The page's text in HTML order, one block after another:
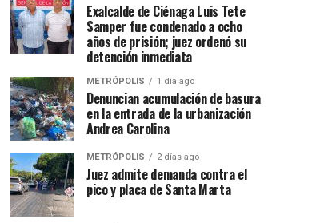
Exalcalde de Ciénaga Luis Tete
Samper fue condenado a ocho
años de prisión; juez ordenó su
detención inmediata
METRÓPOLIS 1 día ago
Denuncian acumulación de basura
en la entrada de la urbanización
Andrea Carolina
METRÓPOLIS 2 días ago
Juez admite demanda contra el
pico y placa de Santa Marta